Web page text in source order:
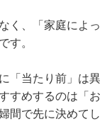
く、「家庭によ
す。
「当たり前」は
すめするのは「
間で先に決めてし